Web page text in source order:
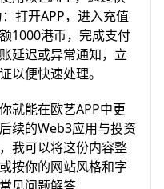
打开APP，进入充值
1000港币，完成支付
延迟或异常通知，立
以便快速处理。
就能在欧艺APP中更
续的Web3应用与投资
我可以将这份内容整
按你的网站风格和字